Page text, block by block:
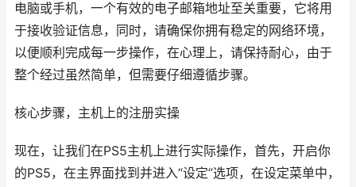
电脑或手机，一个有效的电子邮箱地址至关重要，它将用
于接收验证信息，同时，请确保你拥有稳定的网络环境，
以便顺利完成每一步操作，在心理上，请保持耐心，由于
整个经过虽然简单，但需要仔细遵循步骤。
核心步骤，主机上的注册实操
现在，让我们在PS5主机上进行实际操作，首先，开启你
的PS5，在主界面找到并进入“设定”选项，在设定菜单中，